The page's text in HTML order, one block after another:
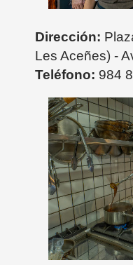
Dirección:
Les Aceñes) -
Teléfono: 984